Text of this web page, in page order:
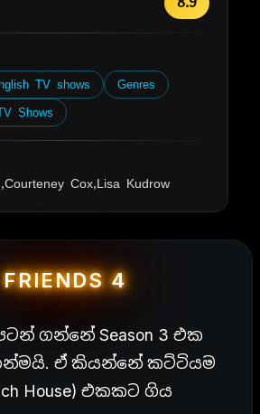
TV shows
Genres
Shows
Cox,Lisa Kudrow
FRIENDS 4
ගන්නේ Season 3 එක
ඒ කියන්නේ කට්ටියම
House) එකකට ගිය